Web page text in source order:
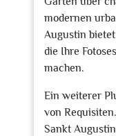
modernen
Augustin
die Ihre
machen.
Ein weiterer
von
Sankt